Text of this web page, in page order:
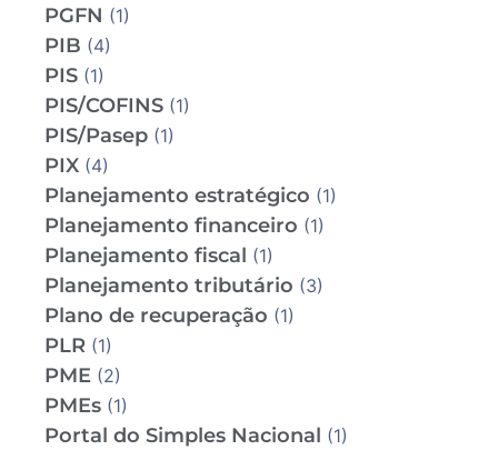
PGFN (1)
PIB (4)
PIS (1)
PIS/COFINS (1)
PIS/Pasep (1)
PIX (4)
Planejamento estratégico (1)
Planejamento financeiro (1)
Planejamento fiscal (1)
Planejamento tributário (3)
Plano de recuperação (1)
PLR (1)
PME (2)
PMEs (1)
Portal do Simples Nacional (1)